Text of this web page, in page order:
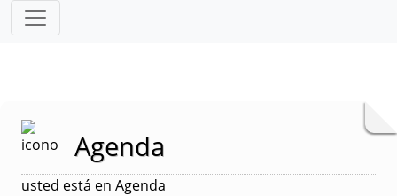
Agenda
usted está en Agenda